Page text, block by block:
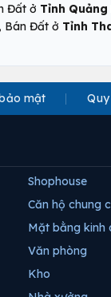
Đất ở Tỉnh
Bán Đất ở Tỉnh
mật
Shophouse
Căn hộ chung
Mặt bằng kinh
Văn phòng
Kho